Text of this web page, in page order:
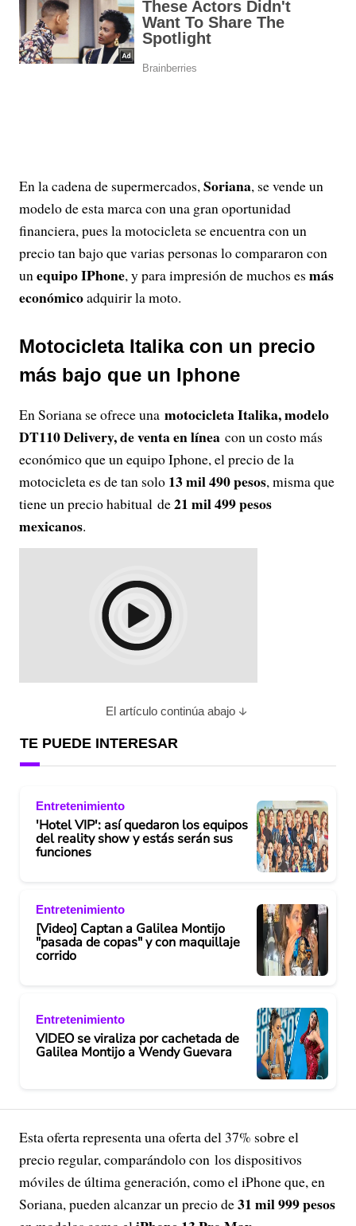
En la cadena de supermercados,Soriana, se vende un
modelo de esta marca con una gran oportunidad
financiera, pues la motocicleta se encuentra con un
precio tan bajo que varias personas lo compararon con
unequipo IPhone, y para impresión de muchos es más
económicoadquirir la moto.
Motocicleta Italika con un precio
más bajo que un Iphone
En Soriana se ofrece una motocicleta Italika, modelo
DT110 Delivery, de venta en línea con un costo más
económico que un equipo Iphone, el precio de la
motocicleta es de tan solo 13 mil 490 pesos, misma que
tiene un precio habitual de21 mil 499 pesos
mexicanos.
El artículo continúa abajo
TE PUEDE INTERESAR
Entretenimiento
'Hotel VIP': así quedaron los equipos
del reality show y estás serán sus
funciones
Entretenimiento
[Video] Captan a Galilea Montijo
"pasada de copas" y con maquillaje
corrido
Entretenimiento
VIDEO se viraliza por cachetada de
Galilea Montijo a Wendy Guevara
Esta oferta representa una oferta del 37% sobre el
precio regular, comparándolo con los dispositivos
móviles de última generación, como el iPhone que, en
Soriana, pueden alcanzar un precio de31 mil 999 pesos